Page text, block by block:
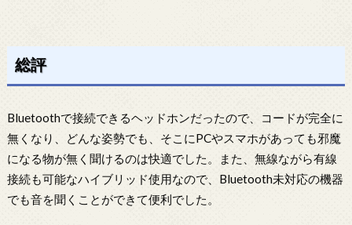
総評
Bluetoothで接続できるヘッドホンだったので、コードが完全に
無くなり、どんな姿勢でも、そこにPCやスマホがあっても邪魔
になる物が無く聞けるのは快適でした。また、無線ながら有線
接続も可能なハイブリッド使用なので、Bluetooth未対応の機器
でも音を聞くことができて便利でした。